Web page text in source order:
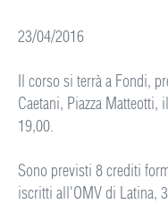
23/04/2016
Il corso si terrà a Fondi,
Caetani, Piazza
19,00.
Sono previsti 8 crediti
iscritti all'OMV di Latina,